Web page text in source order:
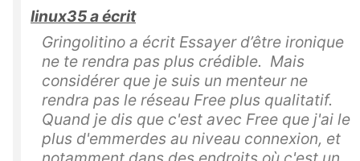
linux35 a écrit
Gringolitino a écrit Essayer d’être ironique
ne te rendra pas plus crédible. Mais
considérer que je suis un menteur ne
rendra pas le réseau Free plus qualitatif.
Quand je dis que c'est avec Free que j'ai le
plus d'emmerdes au niveau connexion, et